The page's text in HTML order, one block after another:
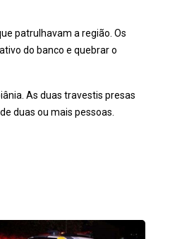
patrulhavam a região. Os
do banco e quebrar o
As duas travestis presas
duas ou mais pessoas.